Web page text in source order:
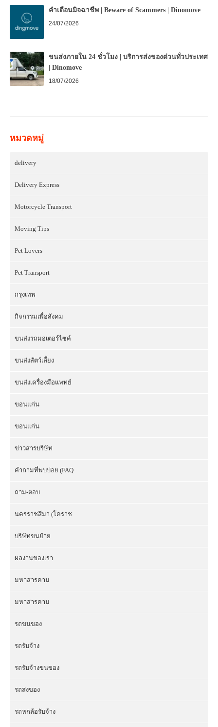
คำเตือนมิจฉาชีพ | Beware of Scammers | Dinomove
24/07/2026
ขนส่งภายใน 24 ชั่วโมง | บริการส่งของด่วนทั่วประเทศ
| Dinomove
18/07/2026
หมวดหมู่
delivery
Delivery Express
Motorcycle Transport
Moving Tips
Pet Lovers
Pet Transport
กรุงเทพ
กิจกรรมเพื่อสังคม
ขนส่งรถมอเตอร์ไซค์
ขนส่งสัตว์เลี้ยง
ขนส่งเครื่องมือแพทย์
ขอนแก่น
ขอนแก่น
ข่าวสารบริษัท
คำถามที่พบบ่อย (FAQ
ถาม-ตอบ
นครราชสีมา (โคราช
บริษัทขนย้าย
ผลงานของเรา
มหาสารคาม
มหาสารคาม
รถขนของ
รถรับจ้าง
รถรับจ้างขนของ
รถส่งของ
รถหกล้อรับจ้าง